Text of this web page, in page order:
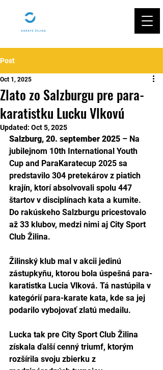
Post
Zlato zo Salzburgu pre para-
karatistku Lucku Vlkovú
Oct 1, 2025
Updated: Oct 5, 2025
Salzburg, 20. september 2025 – Na
jubilejnom 10th International Youth
Cup and ParaKaratecup 2025 sa
predstavilo 304 pretekárov z piatich
krajín, ktorí absolvovali spolu 447
štartov v disciplínach kata a kumite.
Do rakúskeho Salzburgu pricestovalo
až 33 klubov, medzi nimi aj City Sport
Club Žilina.
Žilinský klub mal v akcii jedinú
zástupkyňu, ktorou bola úspešná para-
karatistka Lucia Vlková. Tá nastúpila v
kategórií para-karate kata, kde sa jej
podarilo vybojovať zlatú medailu.
Lucka tak pre City Sport Club Žilina
získala ďalší cenný triumf, ktorým
rozšírila svoju zbierku z